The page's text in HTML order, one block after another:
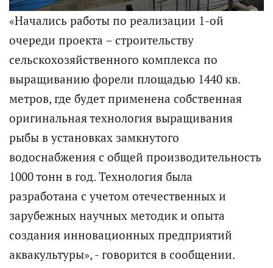
«Начались работы по реализации 1-ой
очереди проекта – строительству
сельскохозяйственного комплекса по
выращиванию форели площадью 1440 кв.
метров, где будет применена собственная
оригинальная технология выращивания
рыбы в установках замкнутого
водоснабжения с общей производительность
1000 тонн в год. Технология была
разработана с учетом отечественных и
зарубежных научных методик и опыта
создания инновационных предприятий
аквакультуры», - говорится в сообщении.